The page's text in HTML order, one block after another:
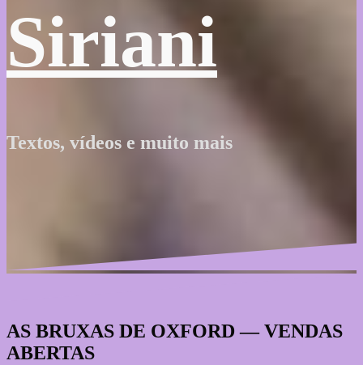
Siriani
Textos, vídeos e muito mais
AS BRUXAS DE OXFORD — VENDAS
ABERTAS